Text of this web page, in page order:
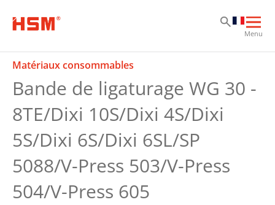
la
Menu
Matériaux consommables
Bande de ligaturage WG 30 -
8TE/Dixi 10S/Dixi 4S/Dixi
5S/Dixi 6S/Dixi 6SL/SP
5088/V-Press 503/V-Press
504/V-Press 605